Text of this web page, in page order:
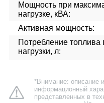
Мощность при
нагрузке, кВА:
Активная мощность:
Потребление топлива
нагрузки, л:
*Внимание: описание
информационный
представленных в